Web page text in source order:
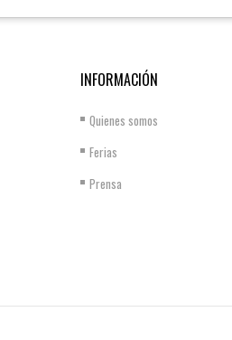
INFORMACIÓN
Quienes somos
Ferias
Prensa